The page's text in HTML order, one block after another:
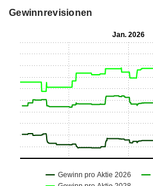
Gewinnrevisionen